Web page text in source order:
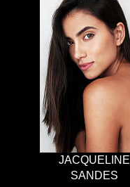
JACQUELINE
SANDES